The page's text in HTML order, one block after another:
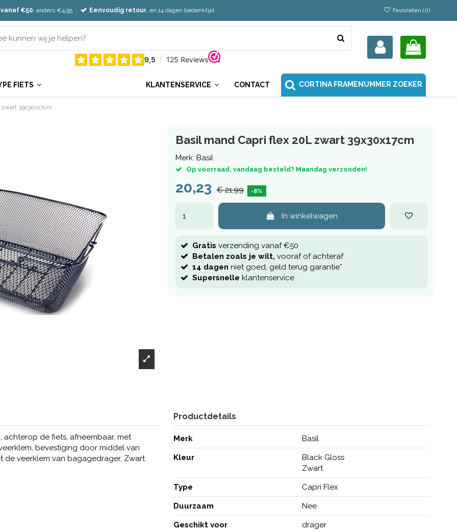
€50, anders €4,95 Eenvoudig retour, en 14 dagen bedenktijd Favorieten (0)
FIETS CORTINA FRAMENUMMER ZOEKER
CONTACT
KLANTENSERVICE
39x30x17cm
Basil mand Capri flex 20L zwart 39x30x17cm
Merk: Basil
Op voorraad, vandaag besteld? Maandag verzonden!
20,23 € 21,99 -8%
In winkelwagen
Gratis verzending vanaf €50
Betalen zoals je wilt, vooraf of achteraf
14 dagen niet goed, geld terug garantie*
Supersnelle klantenservice
achterop de fiets, afneembaar, met
bevestiging door middel van
veerklem van bagagedrager, Zwart.
Productdetails
Merk Basil
Kleur
Black Gloss
Zwart
Type Capri Flex
Duurzaam Nee
Geschikt voor drager